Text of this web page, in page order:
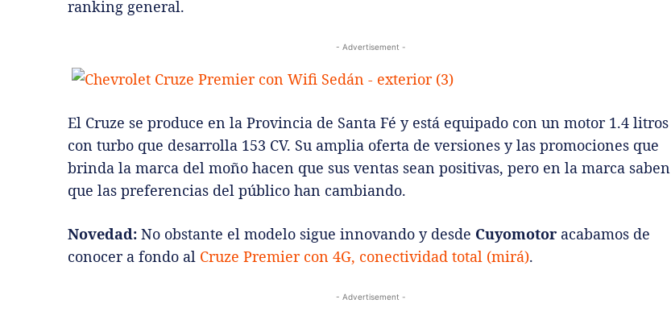
ranking general.
- Advertisement -
El Cruze se produce en la Provincia de Santa Fé y está equipado con un motor 1.4 litros
con turbo que desarrolla 153 CV. Su amplia oferta de versiones y las promociones que
brinda la marca del moño hacen que sus ventas sean positivas, pero en la marca saben
que las preferencias del público han cambiando.
Novedad: No obstante el modelo sigue innovando y desde Cuyomotor acabamos de
conocer a fondo al Cruze Premier con 4G, conectividad total (mirá).
- Advertisement -